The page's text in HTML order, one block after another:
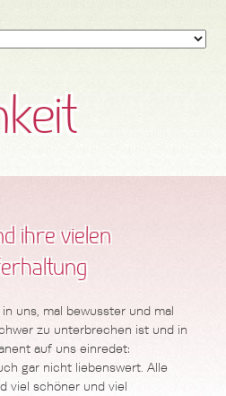
ihre vielen
uns, mal bewusster und mal
zu unterbrechen ist und in
auf uns einredet:
gar nicht liebenswert. Alle
viel schöner und viel